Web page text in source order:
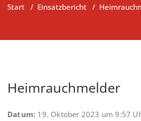
Start / Einsatzbericht /
Heimrauchmelder
Datum: 19. Oktober 2023 um 9:57